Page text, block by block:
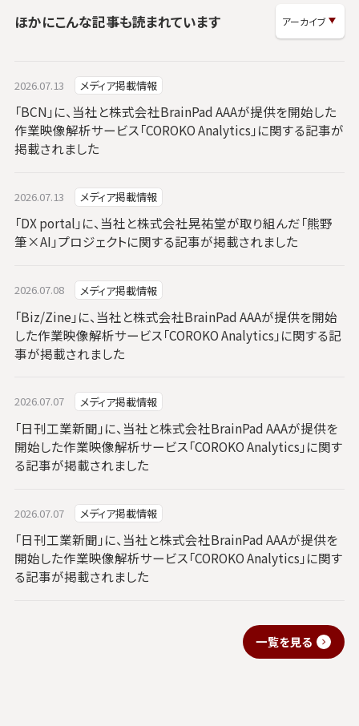
ほかにこんな記事も読まれています
2026.07.13 メディア掲載情報
「BCN」に、当社と株式会社BrainPad AAAが提供を開始した
作業映像解析サービス「COROKO Analytics」に関する記事が
掲載されました
2026.07.13 メディア掲載情報
「DX portal」に、当社と株式会社晃祐堂が取り組んだ「熊野
筆×AI」プロジェクトに関する記事が掲載されました
2026.07.08 メディア掲載情報
「Biz/Zine」に、当社と株式会社BrainPad AAAが提供を開始
した作業映像解析サービス「COROKO Analytics」に関する記
事が掲載されました
2026.07.07 メディア掲載情報
「日刊工業新聞」に、当社と株式会社BrainPad AAAが提供を
開始した作業映像解析サービス「COROKO Analytics」に関す
る記事が掲載されました
2026.07.07 メディア掲載情報
「日刊工業新聞」に、当社と株式会社BrainPad AAAが提供を
開始した作業映像解析サービス「COROKO Analytics」に関す
る記事が掲載されました
一覧を見る